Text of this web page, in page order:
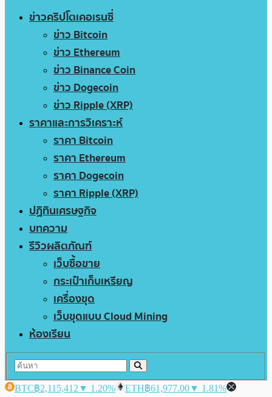
ข่าวคริปโตเคอเรนซี่
ข่าว Bitcoin
ข่าว Ethereum
ข่าว Binance Coin
ข่าว Dogecoin
ข่าว Ripple (XRP)
ราคาและการวิเคราะห์
ราคา Bitcoin
ราคา Ethereum
ราคา Dogecoin
ราคา Ripple (XRP)
ปฏิทินเศรษฐกิจ
บทความ
รีวิวผลิตภัณฑ์
เว็บซื้อขาย
กระเป๋าเก็บเหรียญ
เครื่องขุด
เว็บขุดแบบ Cloud Mining
ห้องเรียน
BTC฿2,115,412 ▼ 1.20% ETH฿61,977.00▼ 1.81%